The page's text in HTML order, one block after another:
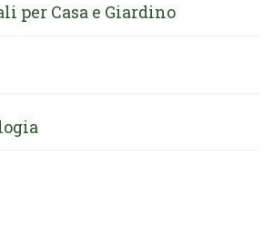
per Casa e Giardino